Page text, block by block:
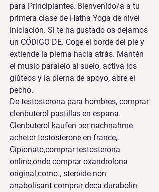
para Principiantes. Bienvenido/a a tu
primera clase de Hatha Yoga de nivel
iniciación. Si te ha gustado os dejamos
un CÓDIGO DE. Coge el borde del pie y
extiende la pierna hacia atrás. Mantén
el muslo paralelo al suelo, activa los
glúteos y la pierna de apoyo, abre el
pecho.
De testosterona para hombres, comprar
clenbuterol pastillas en espana.
Clenbuterol kaufen per nachnahme
acheter testosterone en france,.
Cipionato,comprar testosterona
online,onde comprar oxandrolona
original,como., steroide non
anabolisant comprar deca durabolin